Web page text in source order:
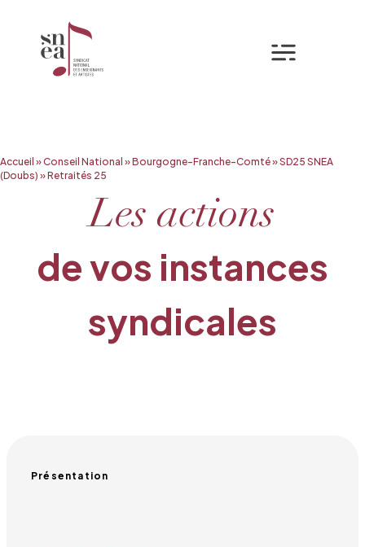
Aller
au
Accueil »Conseil National »Bourgogne-Franche-Comté»SD25 SNEA
(Doubs) »Retraités 25
Les actions
de vos instances
syndicales
Présentation